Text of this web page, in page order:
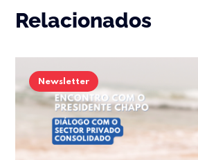
Relacionados
Newsletter